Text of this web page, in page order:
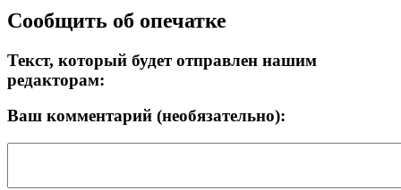
Сообщить об опечатке
Текст, который будет отправлен нашим
редакторам:
Ваш комментарий (необязательно):